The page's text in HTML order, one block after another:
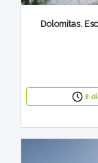
Dolomitas.
8